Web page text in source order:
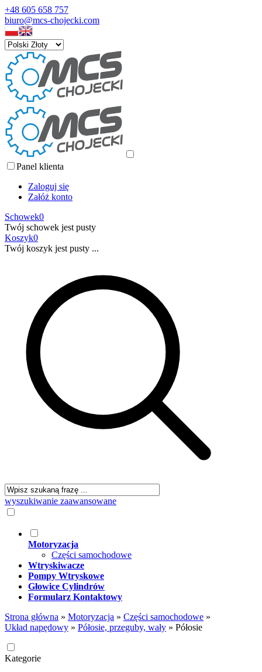
+48 605 658 757
biuro@mcs-chojecki.com
Panel klienta
Zaloguj się
Załóż konto
Schowek0
Twój schowek jest pusty
Koszyk0
Twój koszyk jest pusty ...
wyszukiwanie zaawansowane
Motoryzacja
Części samochodowe
Wtryskiwacze
Pompy Wtryskowe
Głowice Cylindrów
Formularz Kontaktowy
Strona główna » Motoryzacja » Części samochodowe »
Układ napędowy » Półosie, przeguby, wały » Półosie
Kategorie